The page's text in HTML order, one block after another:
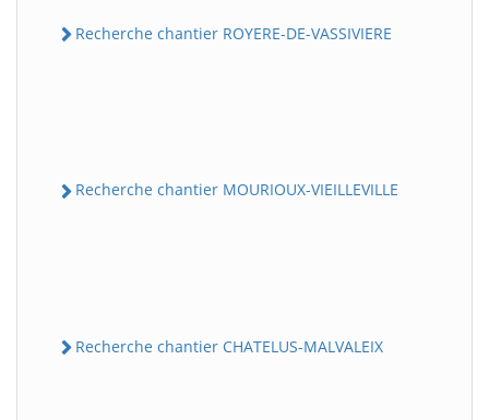
Recherche chantier ROYERE-DE-VASSIVIERE
Recherche chantier MOURIOUX-VIEILLEVILLE
Recherche chantier CHATELUS-MALVALEIX